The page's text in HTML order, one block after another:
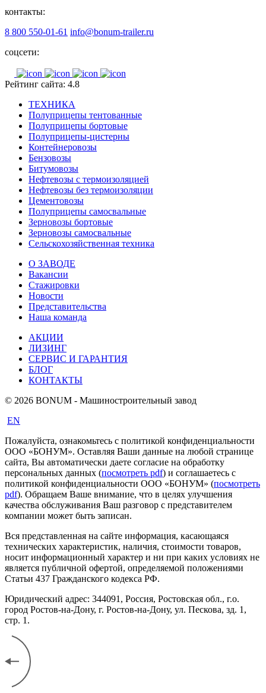
контакты:
8 800 550-01-61 info@bonum-trailer.ru
соцсети:
Рейтинг сайта: 4.8
ТЕХНИКА
Полуприцепы тентованные
Полуприцепы бортовые
Полуприцепы-цистерны
Контейнеровозы
Бензовозы
Битумовозы
Нефтевозы с термоизоляцией
Нефтевозы без термоизоляции
Цементовозы
Полуприцепы самосвальные
Зерновозы бортовые
Зерновозы самосвальные
Сельскохозяйственная техника
О ЗАВОДЕ
Вакансии
Стажировки
Новости
Представительства
Наша команда
АКЦИИ
ЛИЗИНГ
СЕРВИС И ГАРАНТИЯ
БЛОГ
КОНТАКТЫ
© 2026 BONUM - Машиностроительный завод
EN
Пожалуйста, ознакомьтесь с политикой конфиденциальности
ООО «БОНУМ». Оставляя Ваши данные на любой странице
сайта, Вы автоматически даете согласие на обработку
персональных данных (посмотреть pdf) и соглашаетесь с
политикой конфиденциальности ООО «БОНУМ» (посмотреть
pdf). Обращаем Ваше внимание, что в целях улучшения
качества обслуживания Ваш разговор с представителем
компании может быть записан.
Вся представленная на сайте информация, касающаяся
технических характеристик, наличия, стоимости товаров,
носит информационный характер и ни при каких условиях не
является публичной офертой, определяемой положениями
Статьи 437 Гражданского кодекса РФ.
Юридический адрес: 344091, Россия, Ростовская обл., г.о.
город Ростов-на-Дону, г. Ростов-на-Дону, ул. Пескова, зд. 1,
стр. 1.